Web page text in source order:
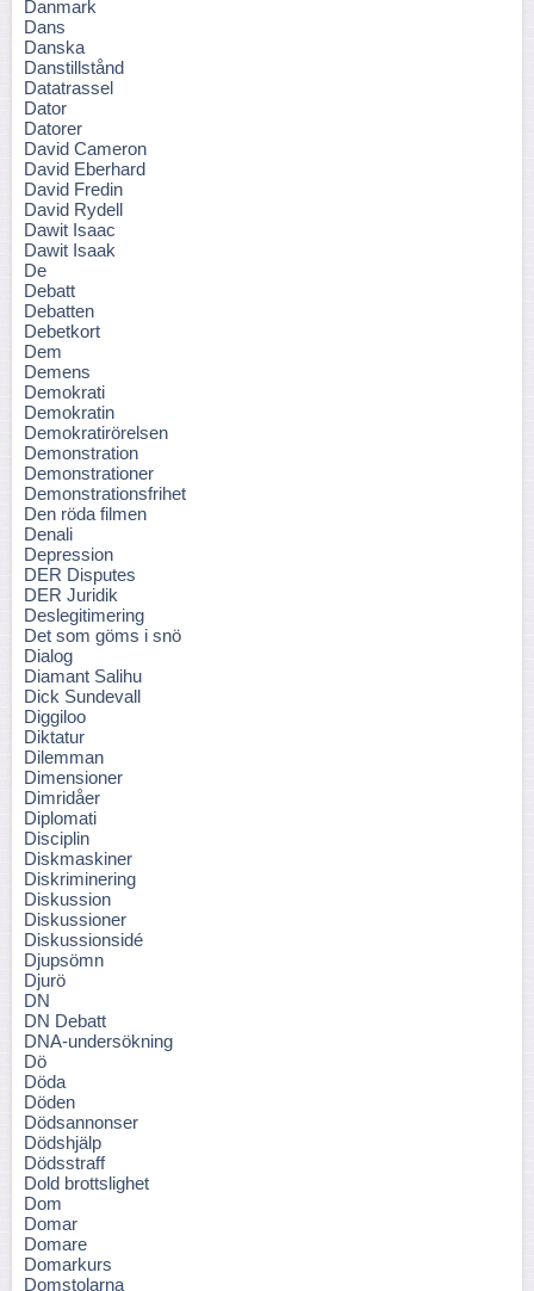
Danmark
Dans
Danska
Danstillstånd
Datatrassel
Dator
Datorer
David Cameron
David Eberhard
David Fredin
David Rydell
Dawit Isaac
Dawit Isaak
De
Debatt
Debatten
Debetkort
Dem
Demens
Demokrati
Demokratin
Demokratirörelsen
Demonstration
Demonstrationer
Demonstrationsfrihet
Den röda filmen
Denali
Depression
DER Disputes
DER Juridik
Deslegitimering
Det som göms i snö
Dialog
Diamant Salihu
Dick Sundevall
Diggiloo
Diktatur
Dilemman
Dimensioner
Dimridåer
Diplomati
Disciplin
Diskmaskiner
Diskriminering
Diskussion
Diskussioner
Diskussionsidé
Djupsömn
Djurö
DN
DN Debatt
DNA-undersökning
Dö
Döda
Döden
Dödsannonser
Dödshjälp
Dödsstraff
Dold brottslighet
Dom
Domar
Domare
Domarkurs
Domstolarna